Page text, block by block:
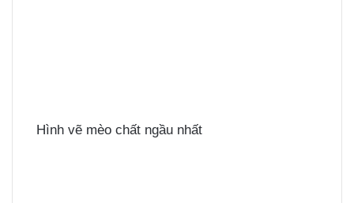
Hình vẽ mèo chất ngầu nhất